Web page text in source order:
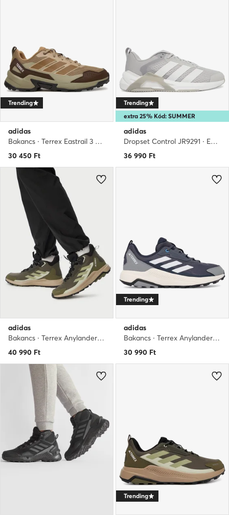
Trending
adidas
Bakancs · Terrex Eastrail 3 JR4005 · Barna
30 450 Ft
extra 25% Kód: SUMMER
Trending
adidas
Dropset Control JR9291 · Edzőtermi cipők
36 990 Ft
adidas
Bakancs · Terrex Anylander Mid Rain.Rdy Hiking Shoes JR6594 · Barna
40 990 Ft
Trending
adidas
Bakancs · Terrex Anylander JR6598 · Szürke
30 990 Ft
Trending